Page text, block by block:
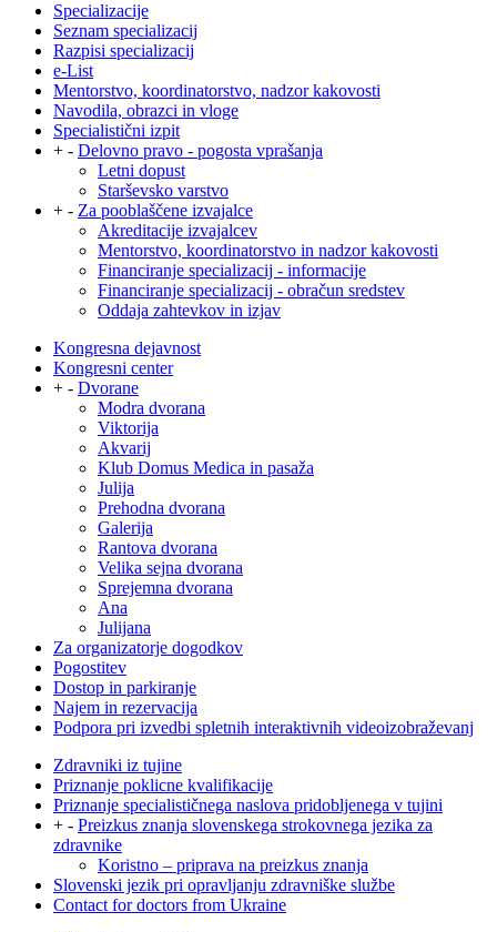
Specializacije
Seznam specializacij
Razpisi specializacij
e-List
Mentorstvo, koordinatorstvo, nadzor kakovosti
Navodila, obrazci in vloge
Specialistični izpit
+ - Delovno pravo - pogosta vprašanja
Letni dopust
Starševsko varstvo
+ - Za pooblaščene izvajalce
Akreditacije izvajalcev
Mentorstvo, koordinatorstvo in nadzor kakovosti
Financiranje specializacij - informacije
Financiranje specializacij - obračun sredstev
Oddaja zahtevkov in izjav
Kongresna dejavnost
Kongresni center
+ - Dvorane
Modra dvorana
Viktorija
Akvarij
Klub Domus Medica in pasaža
Julija
Prehodna dvorana
Galerija
Rantova dvorana
Velika sejna dvorana
Sprejemna dvorana
Ana
Julijana
Za organizatorje dogodkov
Pogostitev
Dostop in parkiranje
Najem in rezervacija
Podpora pri izvedbi spletnih interaktivnih videoizobraževanj
Zdravniki iz tujine
Priznanje poklicne kvalifikacije
Priznanje specialističnega naslova pridobljenega v tujini
+ - Preizkus znanja slovenskega strokovnega jezika za
zdravnike
Koristno – priprava na preizkus znanja
Slovenski jezik pri opravljanju zdravniške službe
Contact for doctors from Ukraine